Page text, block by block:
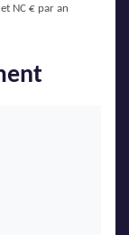
NC € par an